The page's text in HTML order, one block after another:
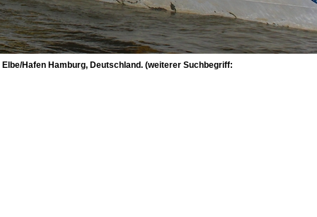
Hafen Hamburg, Deutschland. (weiterer Suchbegriff: